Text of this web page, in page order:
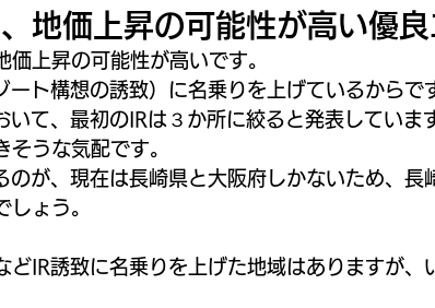
地価上昇の可能性が高い優良
上昇の可能性が高いです。
ト構想の誘致）に名乗りを上げているからで
いて、最初のIRは３か所に絞ると発表していま
うな気配です。
のが、現在は長崎県と大阪府しかないため、長
しょう。
どIR誘致に名乗りを上げた地域はありますが、